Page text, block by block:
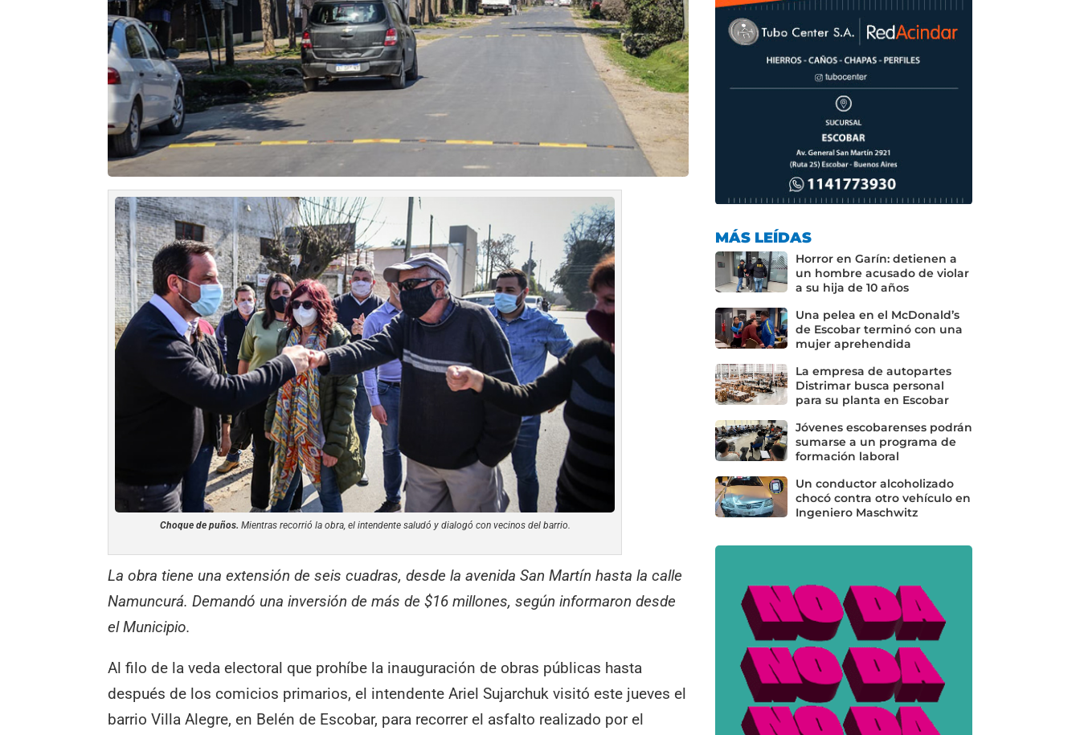
Choque de puños. Mientras recorrió la obra, el intendente saludó y dialogó con vecinos del barrio.
La obra tiene una extensión de seis cuadras, desde la avenida San Martín hasta la calle
Namuncurá. Demandó una inversión de más de $16 millones, según informaron desde
el Municipio.
Al filo de la veda electoral que prohíbe la inauguración de obras públicas hasta
después de los comicios primarios, el intendente Ariel Sujarchuk visitó este jueves el
barrio Villa Alegre, en Belén de Escobar, para recorrer el asfalto realizado por el
MÁS LEÍDAS
Horror en Garín: detienen a
un hombre acusado de violar
a su hija de 10 años
Una pelea en el McDonald’s
de Escobar terminó con una
mujer aprehendida
La empresa de autopartes
Distrimar busca personal
para su planta en Escobar
Jóvenes escobarenses podrán
sumarse a un programa de
formación laboral
Un conductor alcoholizado
chocó contra otro vehículo en
Ingeniero Maschwitz